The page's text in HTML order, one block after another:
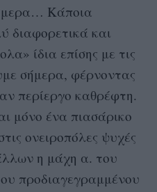
Κάποια
διαφορετικά και
ίδια επίσης με τις
σήμερα, φέρνοντας
περίεργο καθρέφτη.
μόνο ένα πιασάρικο
ονειροπόλες ψυχές
η μάχη α. του
προδιαγεγραμμένου